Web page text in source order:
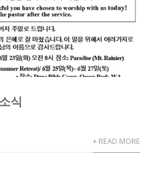
식
+ READ MORE